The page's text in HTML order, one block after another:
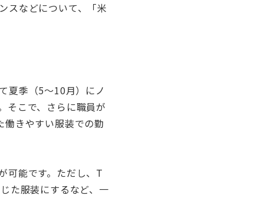
スなどについて、「米
夏季（5～10月）にノ
そこで、さらに職員が
きやすい服装での勤
可能です。ただし、T
た服装にするなど、一